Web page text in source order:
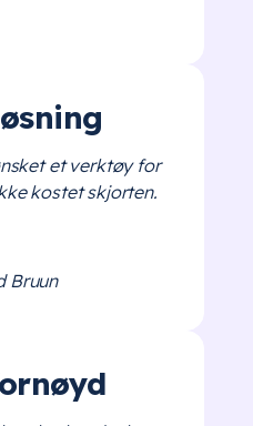
et verktøy for
kostet skjorten.
Bruun